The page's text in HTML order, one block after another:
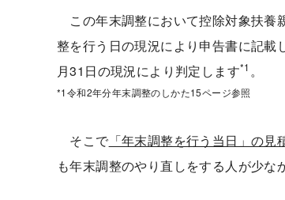
この年末調整において控除対象扶養
整を行う日の現況により申告書に記
月31日の現況により判定します*1 。
*1令和2年分年末調整のしかた15ページ参照
そこで 「年末調整を行う当日」の見
も年末調整のやり直しをする人が少な